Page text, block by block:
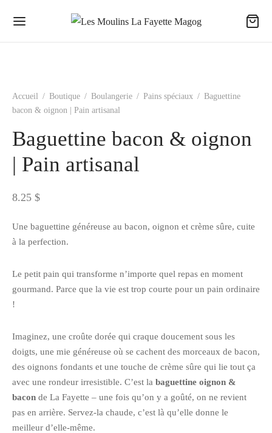
Accueil / Boutique / Boulangerie / Pains spéciaux / Baguettine
bacon & oignon | Pain artisanal
Baguettine bacon & oignon
| Pain artisanal
8.25 $
Une baguettine généreuse au bacon, oignon et crème sûre, cuite
à la perfection.
Le petit pain qui transforme n’importe quel repas en moment
gourmand. Parce que la vie est trop courte pour un pain ordinaire
!
Imaginez, une croûte dorée qui craque doucement sous les
doigts, une mie généreuse où se cachent des morceaux de bacon,
des oignons fondants et une touche de crème sûre qui lie tout ça
avec une rondeur irresistible. C’est la baguettine oignon &
bacon de La Fayette – une fois qu’on y a goûté, on ne revient
pas en arrière. Servez-la chaude, c’est là qu’elle donne le
meilleur d’elle-même.